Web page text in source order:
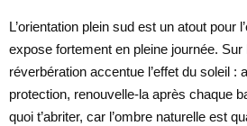
L’orientation plein sud est un atout pour
expose fortement en pleine journée.
réverbération accentue l’effet du soleil :
protection, renouvelle-la après chaque
quoi t’abriter, car l’ombre naturelle est